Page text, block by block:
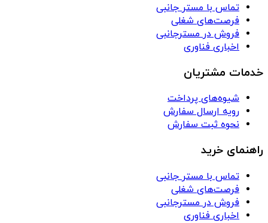
تماس با مستر جانبی
فرصت‌های شغلی
فروش در مسترجانبی
اخباری فناوری
خدمات مشتریان
شیوه‌های پرداخت
رویه ارسال سفارش
نحوه ثبت سفارش
راهنمای خرید
تماس با مستر جانبی
فرصت‌های شغلی
فروش در مسترجانبی
اخباری فناوری